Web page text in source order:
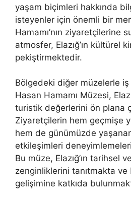
yaşam biçimleri hakkında
isteyenler için önemli bir
Hamamı’nın ziyaretçilerine
atmosfer, Elazığ’ın kültürel
pekiştirmektedir.
Bölgedeki diğer müzelerle
Hasan Hamamı Müzesi,
turistik değerlerini ön plana
Ziyaretçilerin hem geçmişe
hem de günümüzde
etkileşimleri
Bu müze, Elazığ’ın tarihsel
zenginliklerini tanıtmakta
gelişimine katkıda